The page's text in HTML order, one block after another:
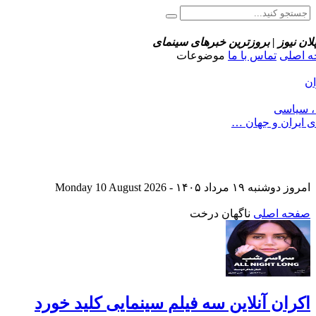
نیوز | بروزترین خبرهای سینمای
اصلی تماس با ما موضوعات
، سیاسی
ایران و جهان …
امروز دوشنبه ۱۹ مرداد ۱۴۰۵ - Monday 10 August 2026
صفحه اصلی ناگهان درخت
اکران آنلاین سه فیلم سینمایی کلید خورد